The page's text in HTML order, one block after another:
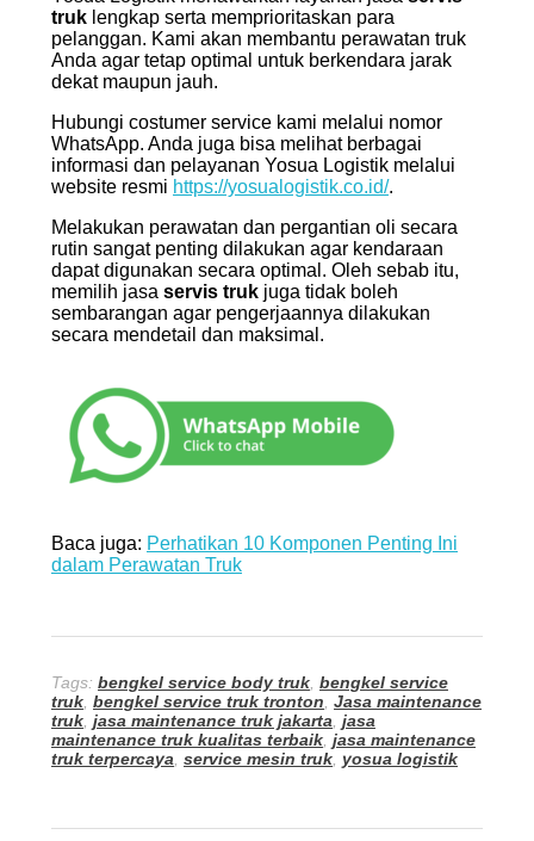
truk lengkap serta memprioritaskan para
pelanggan. Kami akan membantu perawatan truk
Anda agar tetap optimal untuk berkendara jarak
dekat maupun jauh.
Hubungi costumer service kami melalui nomor
WhatsApp. Anda juga bisa melihat berbagai
informasi dan pelayanan Yosua Logistik melalui
website resmi https://yosualogistik.co.id/.
Melakukan perawatan dan pergantian oli secara
rutin sangat penting dilakukan agar kendaraan
dapat digunakan secara optimal. Oleh sebab itu,
memilih jasa servis truk juga tidak boleh
sembarangan agar pengerjaannya dilakukan
secara mendetail dan maksimal.
Baca juga: Perhatikan 10 Komponen Penting Ini
dalam Perawatan Truk
Tags: bengkel service body truk bengkel service
truk bengkel service truk tronton Jasa maintenance
truk jasa maintenance truk jakarta jasa
maintenance truk kualitas terbaik jasa maintenance
truk terpercaya service mesin truk yosua logistik